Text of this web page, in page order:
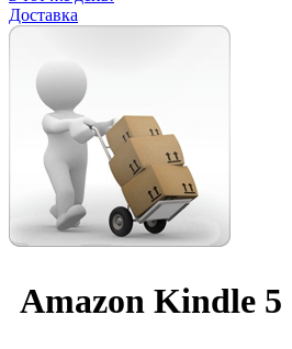
Доставка
Amazon Kindle